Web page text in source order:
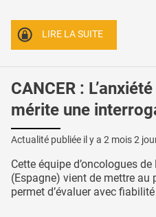
LIRE LA SUITE
CANCER :
mérite une
Actualité publiée il y a 2 mois 2
Cette équipe d’oncologues
(Espagne) vient de mettre
permet d’évaluer avec